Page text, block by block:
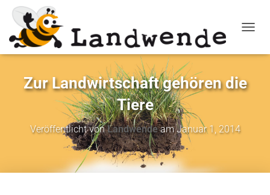
Zur Landwirtschaft gehören die
Tiere
Veröffentlicht vonLandwendeamJanuar 1, 2014